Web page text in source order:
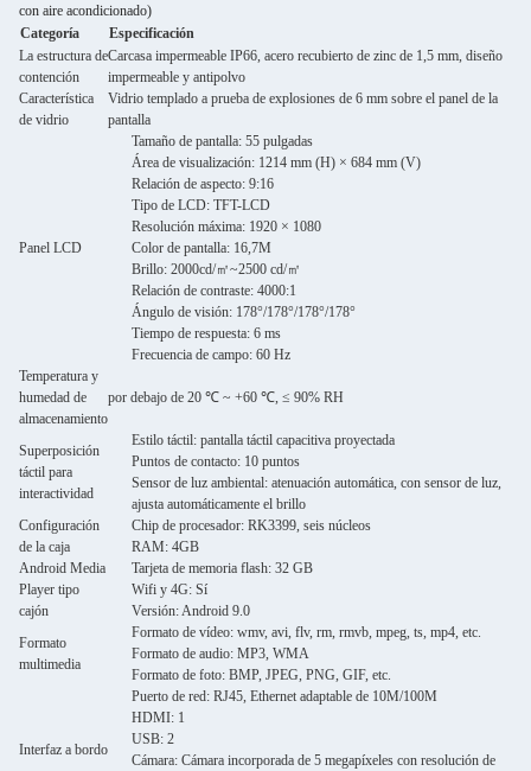
con aire acondicionado)
Categoría
Especificación
La estructura de
contención
Carcasa impermeable IP66, acero recubierto de zinc de 1,5 mm, diseño
impermeable y antipolvo
Característica
de vidrio
Vidrio templado a prueba de explosiones de 6 mm sobre el panel de la
pantalla
Panel LCD
Tamaño de pantalla: 55 pulgadas
Área de visualización: 1214 mm (H) × 684 mm (V)
Relación de aspecto: 9:16
Tipo de LCD: TFT-LCD
Resolución máxima: 1920 × 1080
Color de pantalla: 16,7M
Brillo: 2000cd/㎡~2500 cd/㎡
Relación de contraste: 4000:1
Ángulo de visión: 178°/178°/178°/178°
Tiempo de respuesta: 6 ms
Frecuencia de campo: 60 Hz
Temperatura y
humedad de
almacenamiento
por debajo de 20 ℃ ~ +60 ℃, ≤ 90% RH
Superposición
táctil para
interactividad
Estilo táctil: pantalla táctil capacitiva proyectada
Puntos de contacto: 10 puntos
Sensor de luz ambiental: atenuación automática, con sensor de luz,
ajusta automáticamente el brillo
Configuración
de la caja
Android Media
Player tipo
cajón
Chip de procesador: RK3399, seis núcleos
RAM: 4GB
Tarjeta de memoria flash: 32 GB
Wifi y 4G: Sí
Versión: Android 9.0
Formato
multimedia
Formato de vídeo: wmv, avi, flv, rm, rmvb, mpeg, ts, mp4, etc.
Formato de audio: MP3, WMA
Formato de foto: BMP, JPEG, PNG, GIF, etc.
Interfaz a bordo
Puerto de red: RJ45, Ethernet adaptable de 10M/100M
HDMI: 1
USB: 2
Cámara: Cámara incorporada de 5 megapíxeles con resolución de